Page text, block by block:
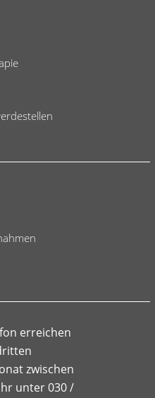
erreichen
zwischen
unter 030 /